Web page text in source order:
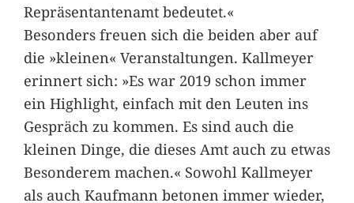
Repräsentantenamt bedeutet.«
Besonders freuen sich die beiden aber auf
die »kleinen« Veranstaltungen. Kallmeyer
erinnert sich: »Es war 2019 schon immer
ein Highlight, einfach mit den Leuten ins
Gespräch zu kommen. Es sind auch die
kleinen Dinge, die dieses Amt auch zu etwas
Besonderem machen.« Sowohl Kallmeyer
als auch Kaufmann betonen immer wieder,